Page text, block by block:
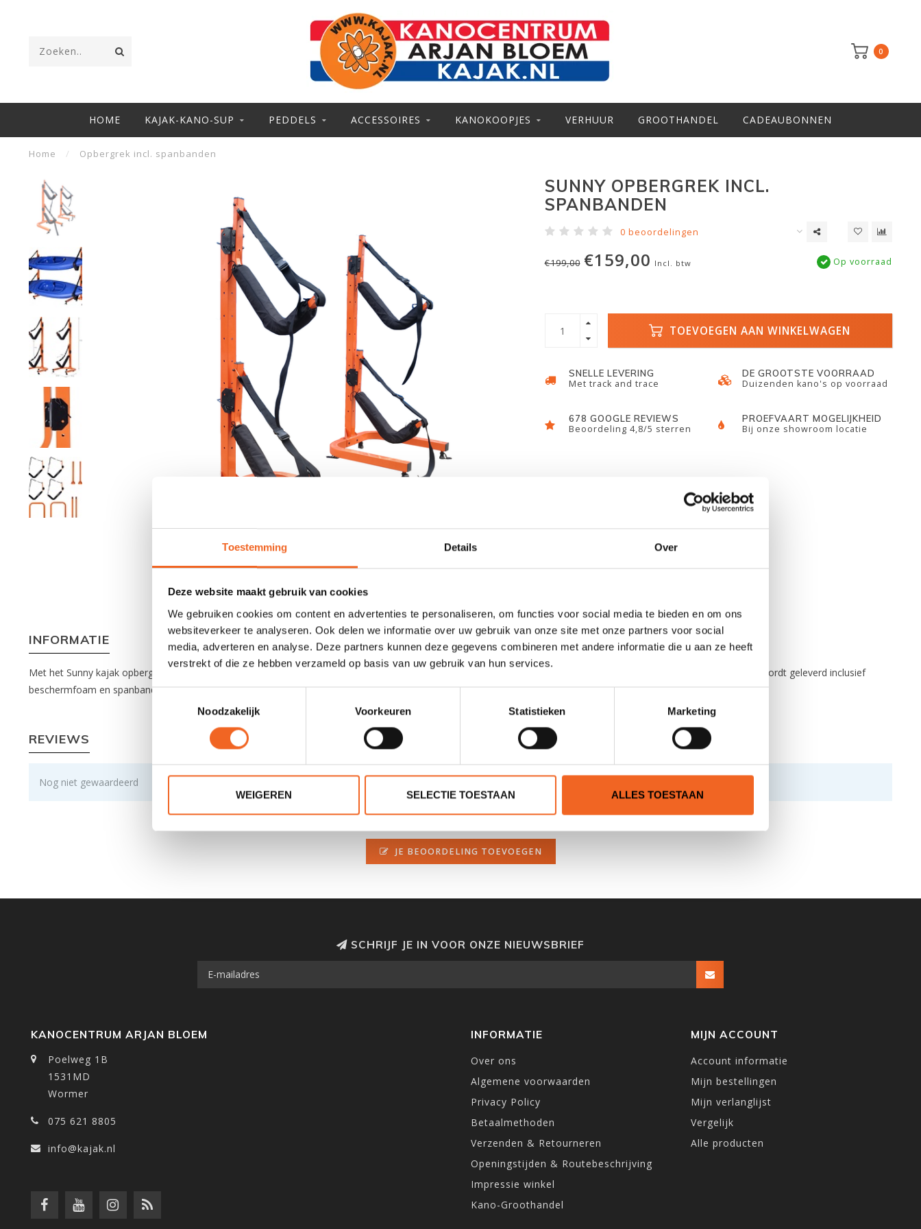
Toestemming Details Over
Deze website maakt gebruik van cookies
We gebruiken cookies om content en advertenties te personaliseren, om functies voor social media te bieden en om ons
websiteverkeer te analyseren. Ook delen we informatie over uw gebruik van onze site met onze partners voor social
media, adverteren en analyse. Deze partners kunnen deze gegevens combineren met andere informatie die u aan ze heeft
verstrekt of die ze hebben verzameld op basis van uw gebruik van hun services.
Toestemmingsselectie
Noodzakelijk
Voorkeuren Statistieken Marketing
WEIGEREN SELECTIE TOESTAAN ALLES TOESTAAN
0
HOME KAJAK-KANO-SUP PEDDELS ACCESSOIRES KANOKOOPJES VERHUUR GROOTHANDEL CADEAUBONNEN
Home / Opbergrek incl. spanbanden
SUNNY OPBERGREK INCL.
SPANBANDEN
0 beoordelingen
€199,00 €159,00 Incl. btw Op voorraad
TOEVOEGEN AAN WINKELWAGEN
SNELLE LEVERING
Met track and trace
DE GROOTSTE VOORRAAD
Duizenden kano's op voorraad
678 GOOGLE REVIEWS
Beoordeling 4,8/5 sterren
PROEFVAART MOGELIJKHEID
Bij onze showroom locatie
INFORMATIE
Met het Sunny kajak opbergrek kunnen maximaal twee kajaks op hun zijkant gestald worden. De kajakposities van dit opbergrek zijn in hoogte verstelbaar. Deze set wordt geleverd inclusief
beschermfoam en spanbanden. Het opbergrek is 141 centimeter hoog en maximaal 61 centimeter breed.
REVIEWS
Nog niet gewaardeerd
JE BEOORDELING TOEVOEGEN
SCHRIJF JE IN VOOR ONZE NIEUWSBRIEF
KANOCENTRUM ARJAN BLOEM
Poelweg 1B
1531MD
Wormer
075 621 8805
info@kajak.nl
INFORMATIE
Over ons
Algemene voorwaarden
Privacy Policy
Betaalmethoden
Verzenden & Retourneren
Openingstijden & Routebeschrijving
Impressie winkel
Kano-Groothandel
MIJN ACCOUNT
Account informatie
Mijn bestellingen
Mijn verlanglijst
Vergelijk
Alle producten